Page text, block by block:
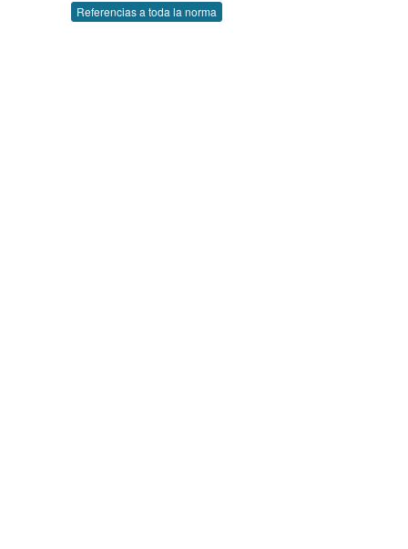
Referencias a toda la norma